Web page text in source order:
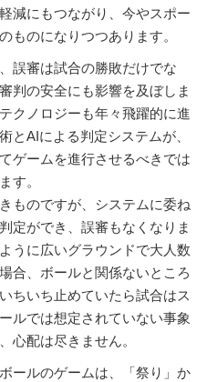
減にもつながり、今やスポー
ものになりつつあります。
誤審は試合の勝敗だけでな
判の安全にも影響を及ぼしま
クノロジーも年々飛躍的に進
とAIによる判定システムが、
ゲームを進行させるべきでは
す。
ものですが、システムに委ね
定ができ、誤審もなくなりま
うに広いグラウンドで大人数
合、ボールと関係ないところ
ちいち止めていたら試合はス
ルでは想定されていない事象
心配は尽きません。
ールのゲームは、「祭り」か